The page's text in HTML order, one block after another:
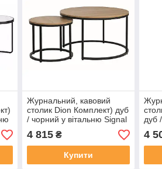
Журнальний, кавовий
столик Dion Комплект) дуб
/ чорний у вітальню Signal
4 815₴
Купити
дуб
4